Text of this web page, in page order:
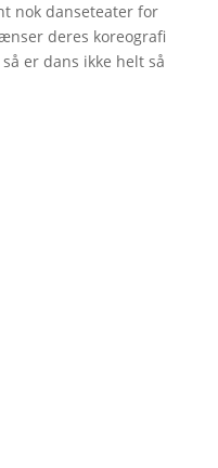
nok danseteater for
deres koreografi
er dans ikke helt så